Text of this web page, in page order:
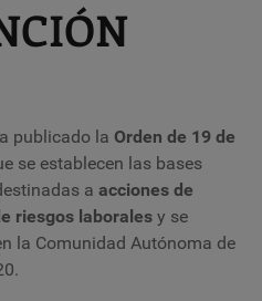
publicado la Orden de 19 de
se establecen las bases
a acciones de
riesgos laborales y se
la Comunidad Autónoma de